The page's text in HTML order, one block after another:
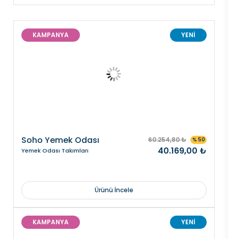
KAMPANYA YENİ
Soho Yemek Odası
Yemek Odası Takımları
60.254,80 ₺ % 50
40.169,00 ₺
Ürünü İncele
KAMPANYA YENİ